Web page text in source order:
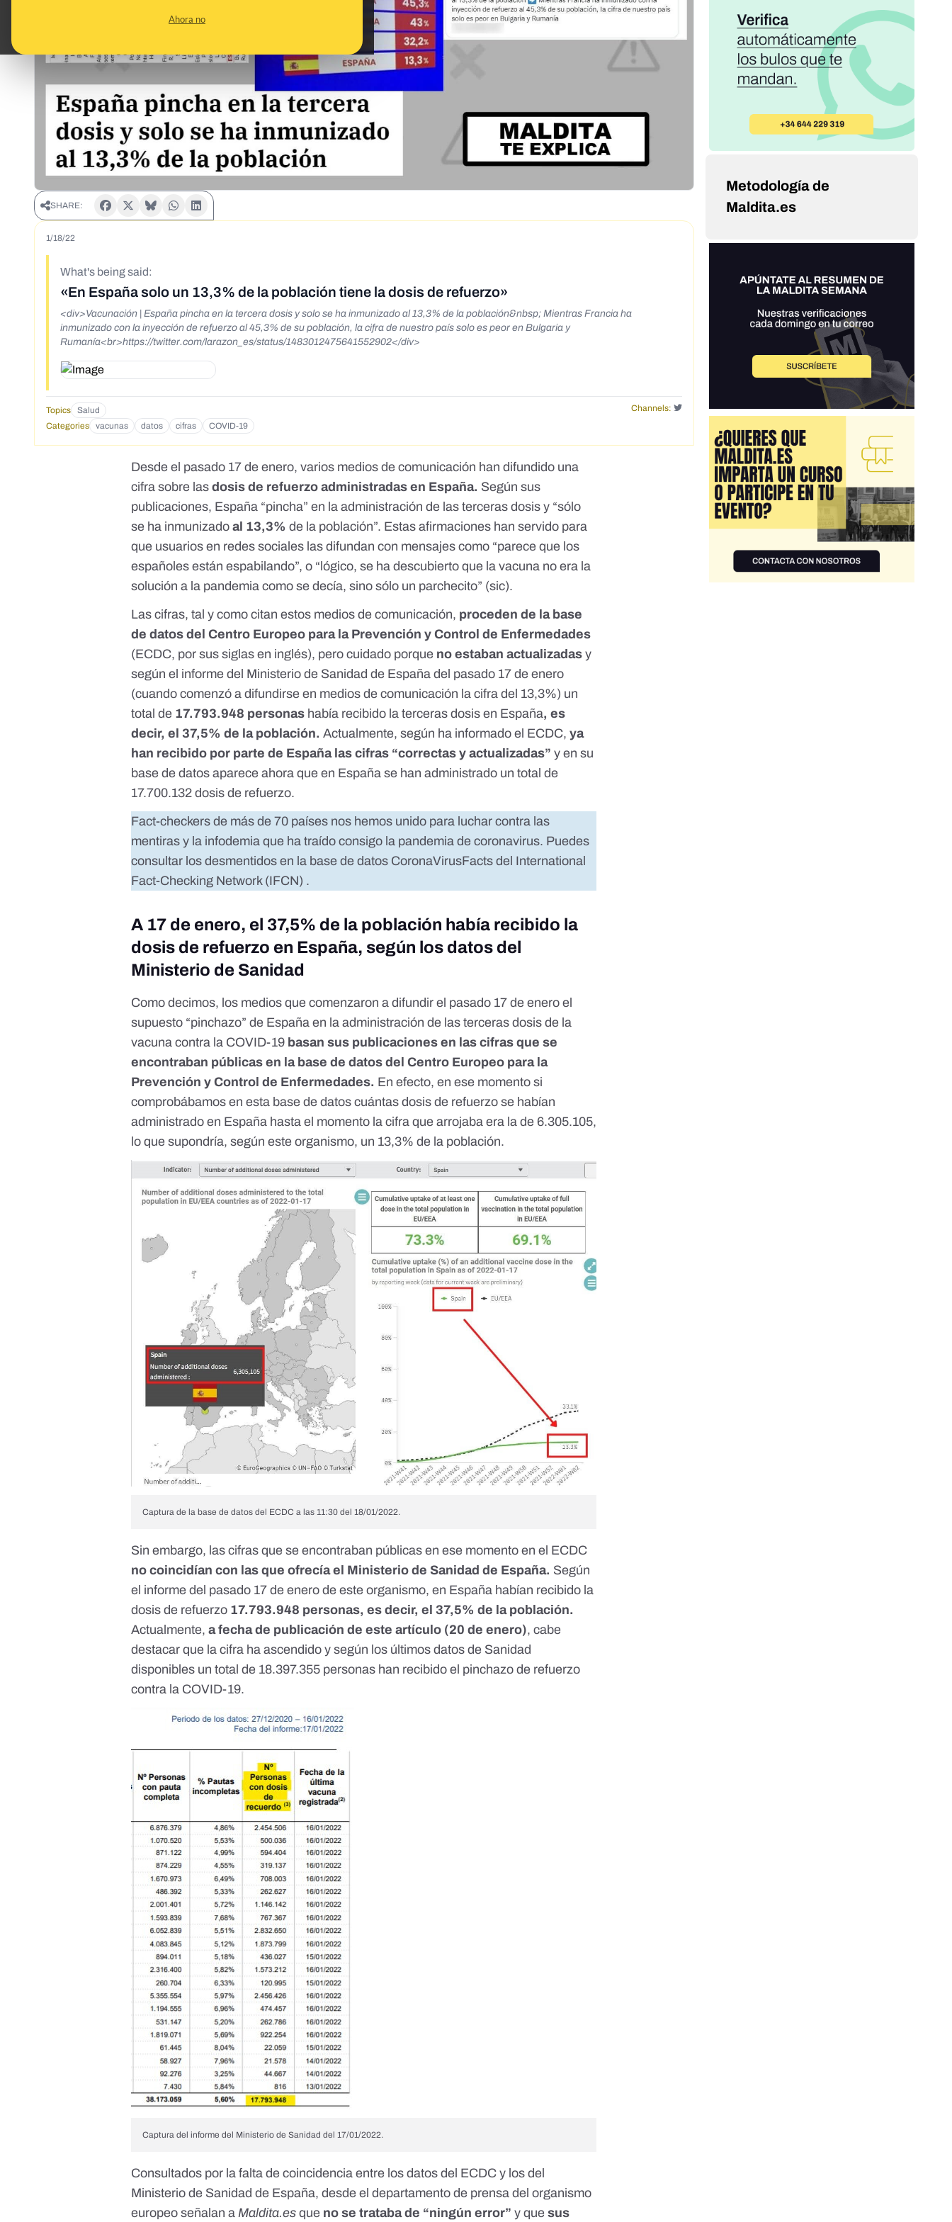
Ahora no
SHARE:
1/18/22
What's being said:
«En España solo un 13,3% de la población tiene la dosis de refuerzo»
<div>Vacunación | España pincha en la tercera dosis y solo se ha inmunizado al 13,3% de la población&nbsp; Mientras Francia ha
inmunizado con la inyección de refuerzo al 45,3% de su población, la cifra de nuestro país solo es peor en Bulgaria y
Rumanía<br>https://twitter.com/larazon_es/status/1483012475641552902</div>
Topics Salud
Channels:
Categories
vacunas datos cifras COVID-19
Desde el pasado 17 de enero,varios medios de comunicación han difundido una
cifra sobre lasdosis de refuerzo administradas en España. Según sus
publicaciones, España “pincha” en la administración de las terceras dosis y “sólo
se ha inmunizadoal 13,3% de la población”. Estas afirmaciones han servido para
que usuarios en redes sociales las difundan con mensajes como “parece que los
españoles están espabilando”, o “lógico, se ha descubierto que la vacuna no era la
solución a la pandemia como se decía, sino sólo un parchecito” (sic).
Las cifras, tal y como citan estos medios de comunicación, proceden de la base
de datos delCentro Europeo para la Prevención y Control de Enfermedades
(ECDC, por sus siglas en inglés), pero cuidado porque no estaban actualizadasy
segúnel informe del Ministerio de Sanidad de España del pasado 17 de enero
(cuando comenzó a difundirse en medios de comunicación la cifra del 13,3%) un
total de 17.793.948 personas había recibido la terceras dosis en España, es
decir, el 37,5% de la población. Actualmente, según ha informado el ECDC,ya
han recibido por parte de España las cifras “correctas y actualizadas” y en su
base de datos aparece ahora que en España se han administrado un total de
17.700.132 dosis de refuerzo.
Fact-checkers de más de 70 países nos hemos unido para luchar contra las
mentiras y la infodemia que ha traído consigo la pandemia de coronavirus. Puedes
consultar los desmentidos en la base de datos CoronaVirusFacts del International
Fact-Checking Network (IFCN) .
A 17 de enero, el 37,5% de la población había recibido la
dosis de refuerzo en España, según los datos del
Ministerio de Sanidad
Como decimos, los medios que comenzaron a difundir el pasado 17 de enero el
supuesto “pinchazo” de España en la administración de las terceras dosis de la
vacuna contra la COVID-19 basan sus publicaciones en las cifras que se
encontraban públicas en la base de datos del Centro Europeo para la
Prevención y Control de Enfermedades. En efecto, en ese momento si
comprobábamos en esta base de datos cuántas dosis de refuerzo se habían
administrado en España hasta el momento la cifra que arrojaba era la de 6.305.105,
lo que supondría, según este organismo, un 13,3% de la población.
Captura de la base de datos del ECDC a las 11:30 del 18/01/2022.
Sin embargo, las cifras que se encontraban públicas en ese momento en el ECDC
no coincidían con las que ofrecía el Ministerio de Sanidad de España. Según
el informe del pasado 17 de enero de este organismo, en España habían recibido la
dosis de refuerzo 17.793.948 personas, es decir, el 37,5% de la población.
Actualmente,a fecha de publicación de este artículo (20 de enero), cabe
destacar que la cifra ha ascendido y según los últimos datos de Sanidad
disponibles un total de 18.397.355 personas han recibido el pinchazo de refuerzo
contra la COVID-19.
Captura del informe del Ministerio de Sanidad del 17/01/2022.
Consultados por la falta de coincidencia entre los datos del ECDC y los del
Ministerio de Sanidad de España, desde el departamento de prensa del organismo
europeo señalan a Maldita.esque no se trataba de “ningún error” y quesus
Metodología de
Maldita.es